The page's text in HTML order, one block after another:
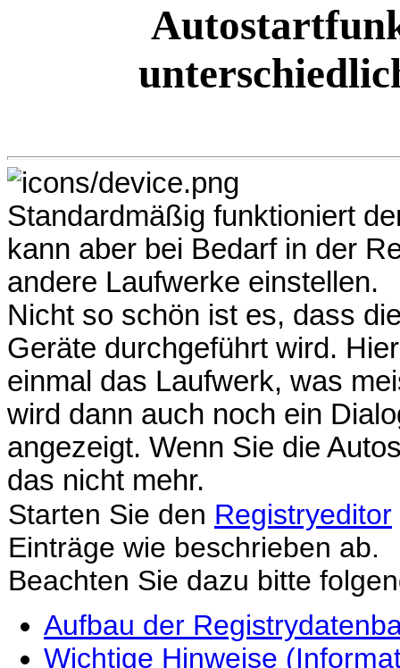
Standardmäßig funktioniert
kann aber bei Bedarf in der
andere Laufwerke einstellen.
Nicht so schön ist es, dass
Geräte durchgeführt wird.
einmal das Laufwerk, was
wird dann auch noch ein
angezeigt. Wenn Sie die
das nicht mehr.
Starten Sie den Registryeditor
Einträge wie beschrieben ab.
Beachten Sie dazu bitte
Aufbau der
Wichtige Hinweise